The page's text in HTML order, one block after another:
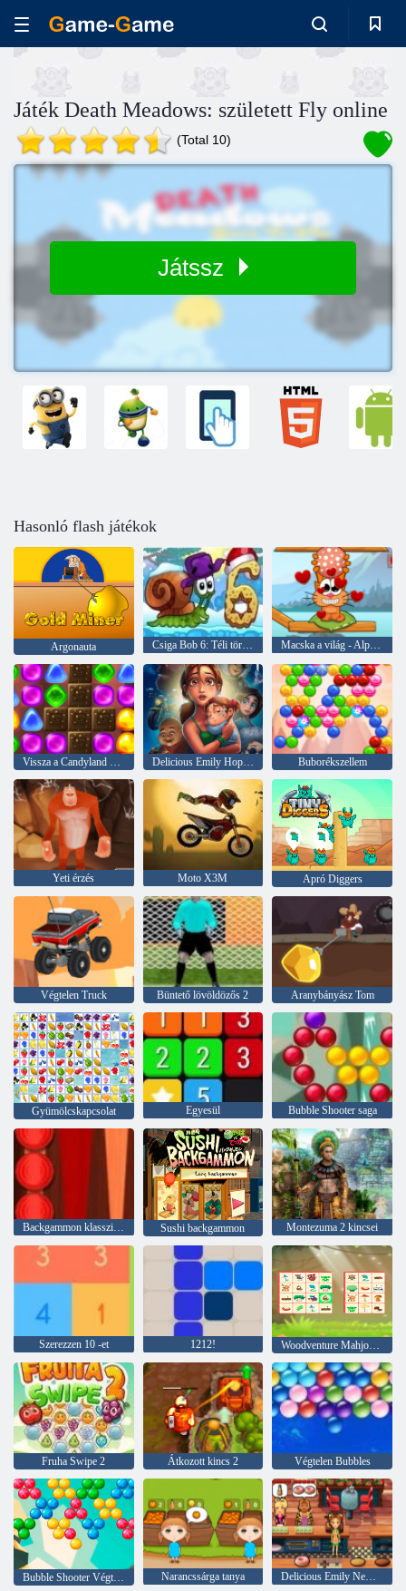
Játék Death Meadows: született Fly online
(Total 10)
Játssz
Hasonló flash játékok
Argonauta Csiga Bob 6: Téli történet Macska a világ - Alpine Lakes
Vissza a Candyland 2 -hez Delicious Emily Hopes & Fears Buborékszellem
Yeti érzés Moto X3M Apró Diggers
Végtelen Truck Büntető lövöldözős 2 Aranybányász Tom
Gyümölcskapcsolat Egyesül Bubble Shooter saga
Backgammon klasszikus Sushi backgammon Montezuma 2 kincsei
Szerezzen 10 -et 1212! Woodventure Mahjong Connect
Fruha Swipe 2 Átkozott kincs 2 Végtelen Bubbles
Bubble Shooter Végtelen Narancssárga tanya Delicious Emily New Beginning